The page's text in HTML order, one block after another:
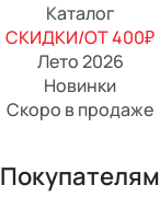
Каталог
СКИДКИ/ОТ 400₽
Лето 2026
Новинки
Скоро в продаже
Покупателям